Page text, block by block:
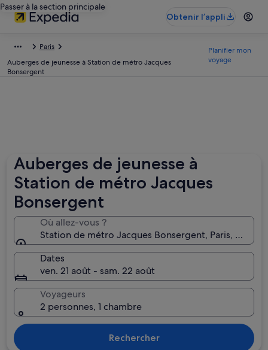
Passer à la section principale
Obtenir l’appli
Paris
Auberges de jeunesse à Station de métro Jacques
Bonsergent
Planifier mon
voyage
Auberges de jeunesse à
Station de métro Jacques
Bonsergent
Où allez-vous ?
Station de métro Jacques Bonsergent, Paris, France
Dates
ven. 21 août - sam. 22 août
Voyageurs
2 personnes, 1 chambre
Rechercher